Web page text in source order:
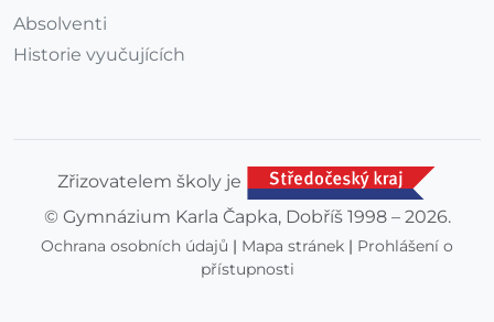
Absolventi
Historie vyučujících
Zřizovatelem školy je
© Gymnázium Karla Čapka, Dobříš 1998 – 2026.
Ochrana osobních údajů | Mapa stránek | Prohlášení o
přístupnosti